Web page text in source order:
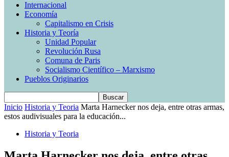
Internacional
Economía
Capitalismo en Crisis
Historia y Teoría
Unidad Popular
Revolución Rusa
Comuna de Paris
Socialismo Científico – Marxismo
Pueblos Originarios
Inicio Historia y Teoria Marta Harnecker nos deja, entre otras armas,
estos audivisuales para la educación...
Historia y Teoria